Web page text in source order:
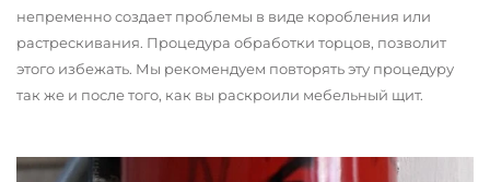
непременно создает проблемы в виде коробления или
растрескивания. Процедура обработки торцов, позволит
этого избежать. Мы рекомендуем повторять эту процедуру
так же и после того, как вы раскроили мебельный щит.